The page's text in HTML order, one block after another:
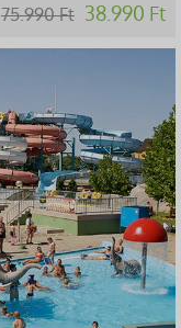
75.990 Ft 38.990 Ft